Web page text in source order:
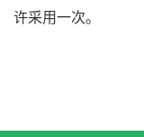
许采用一次。